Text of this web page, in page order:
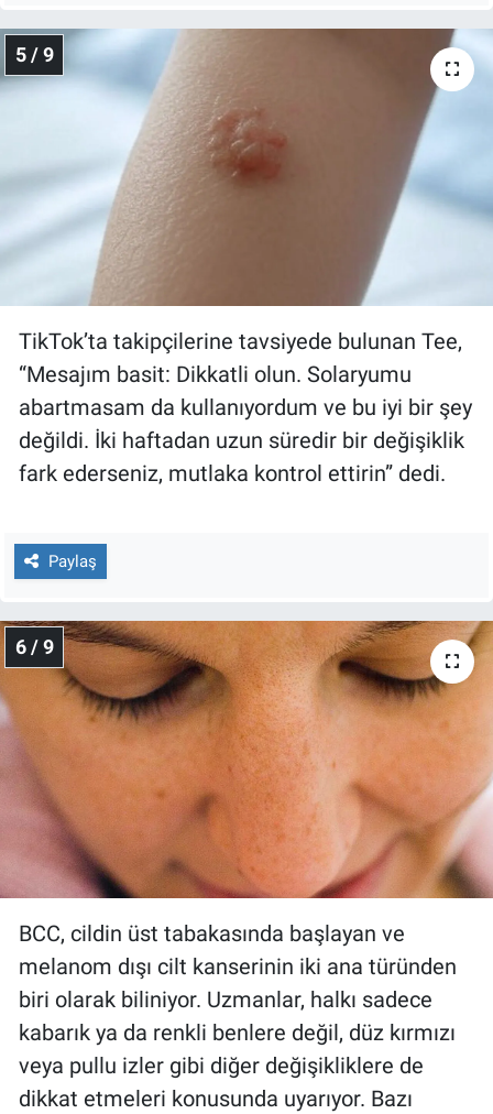
5 / 9
TikTok’ta takipçilerine tavsiyede bulunan Tee,
“Mesajım basit: Dikkatli olun. Solaryumu
abartmasam da kullanıyordum ve bu iyi bir şey
değildi. İki haftadan uzun süredir bir değişiklik
fark ederseniz, mutlaka kontrol ettirin” dedi.
Paylaş
6 / 9
BCC, cildin üst tabakasında başlayan ve
melanom dışı cilt kanserinin iki ana türünden
biri olarak biliniyor. Uzmanlar, halkı sadece
kabarık ya da renkli benlere değil, düz kırmızı
veya pullu izler gibi diğer değişikliklere de
dikkat etmeleri konusunda uyarıyor. Bazı